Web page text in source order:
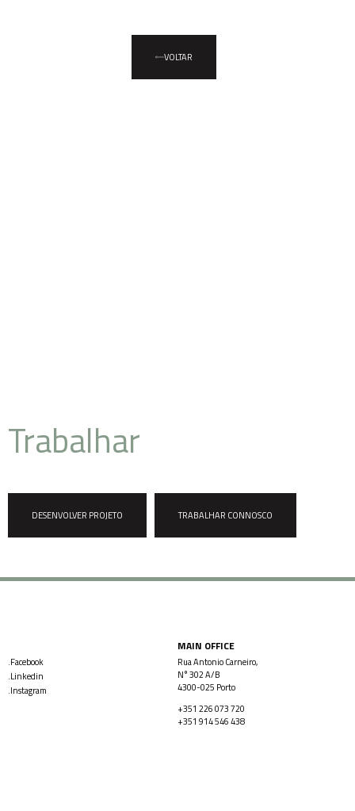
VOLTAR
Trabalhar
DESENVOLVER PROJETO TRABALHAR CONNOSCO
.Facebook
.Linkedin
.Instagram
MAIN OFFICE
Rua Antonio Carneiro,
N° 302 A/B
4300-025 Porto
+351 226 073 720
+351 914 546 438